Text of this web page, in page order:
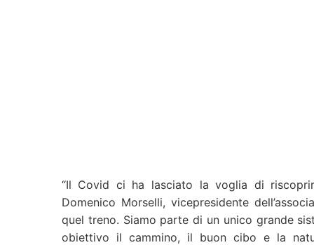
“Il Covid ci ha lasciato la voglia di
Domenico Morselli, vicepresidente
quel treno. Siamo parte di un unico grande
obiettivo il cammino, il buon cibo e la